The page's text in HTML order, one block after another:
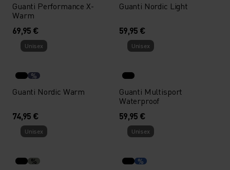
Guanti Performance X-
Warm
69,95 €
Guanti Nordic Light
59,95 €
Unisex
%
Guanti Nordic Warm
74,95 €
Unisex
Guanti Multisport
Waterproof
59,95 €
Unisex
%
Unisex
%